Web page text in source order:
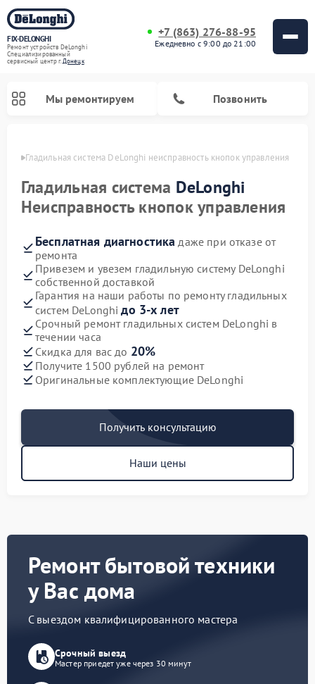
FIX-DELONGHI
Ремонт устройств DeLonghi
Специализированный
cервисный центр г.Донецк
+7 (863) 276-88-95
Ежедневно с 9:00 до 21:00
Мы ремонтируем Позвонить
Гладильная система DeLonghi неисправность кнопок управления
Гладильная система DeLonghi
Неисправность кнопок управления
Бесплатная диагностика даже при отказе от
ремонта
Привезем и увезем гладильную систему DeLonghi
собственной доставкой
Гарантия на наши работы по ремонту гладильных
систем DeLonghiдо 3-х лет
Срочный ремонт гладильных систем DeLonghi в
течении часа
Скидка для вас до 20%
Получите 1500 рублей на ремонт
Оригинальные комплектующие DeLonghi
Получить консультацию
Наши цены
Ремонт бытовой техники
у Вас дома
С выездом квалифицированного мастера
Срочный выезд
Мастер приедет уже через 30 минут